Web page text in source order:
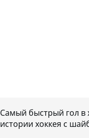
Самый быстрый гол в
истории хоккея с